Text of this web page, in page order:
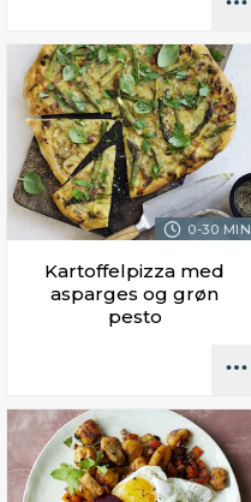
0-30 MIN.
Kartoffelpizza med
asparges og grøn
pesto